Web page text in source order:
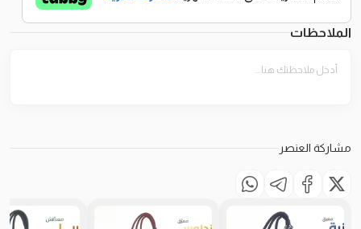
الملاحظات
مشاركة العنصر